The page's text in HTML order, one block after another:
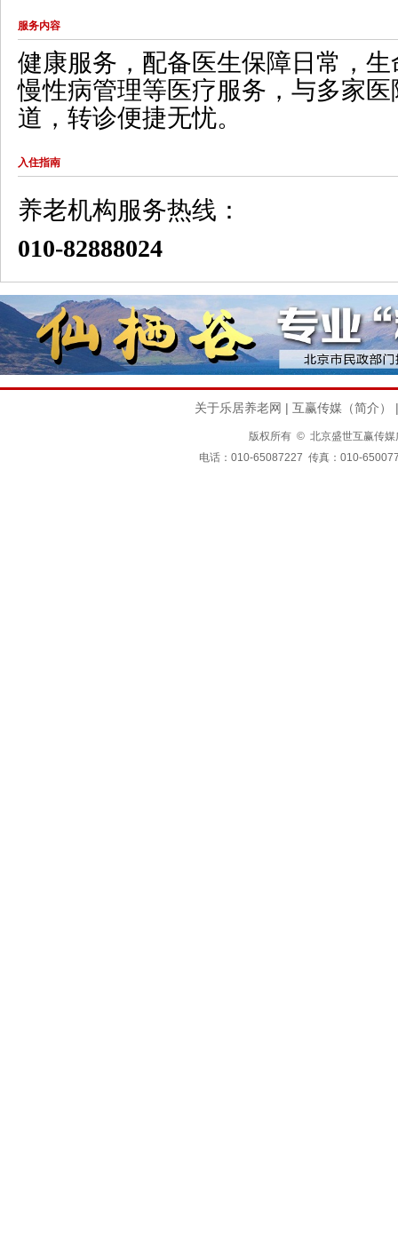
服务内容
健康服务，配备医生保障日常，
慢性病管理等医疗服务，与多家
道，转诊便捷无忧。
入住指南
养老机构服务热线：
010-82888024
关于乐居养老网 | 互赢传媒（简介）
版权所有 © 北京盛世互赢传
电话：010-65087227 传真：010-